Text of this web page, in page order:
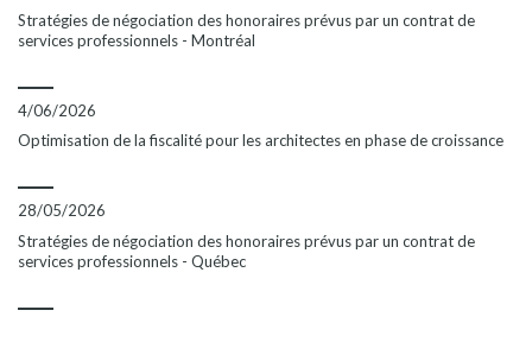
Stratégies de négociation des honoraires prévus par un contrat de
services professionnels - Montréal
4/06/2026
Optimisation de la fiscalité pour les architectes en phase de croissance
28/05/2026
Stratégies de négociation des honoraires prévus par un contrat de
services professionnels - Québec